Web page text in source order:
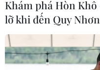
Giám đốc Công ty cổ
06/08/2026 09:06
Khám phá Hòn
lỡ khi đến Quy